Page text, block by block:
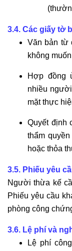
3.4. Các giấy tờ
Văn bản từ
không
Hợp đồng
nhiều
mặt thực
Quyết định
thẩm
hoặc thỏa
3.5. Phiếu yêu
Người thừa kế
Phiếu yêu cầu
phòng công
3.6. Lệ phí và
Lệ phí